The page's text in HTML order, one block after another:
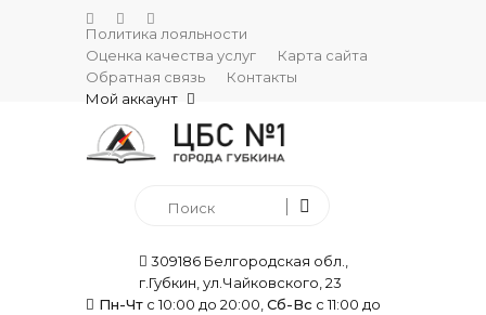
Политика лояльности
Оценка качества услуг
Карта сайта
Обратная связь
Контакты
Мой аккаунт
309186 Белгородская обл.,
г.Губкин, ул.Чайковского, 23
Пн-Чт с 10:00 до 20:00, Сб-Вс с 11:00 до